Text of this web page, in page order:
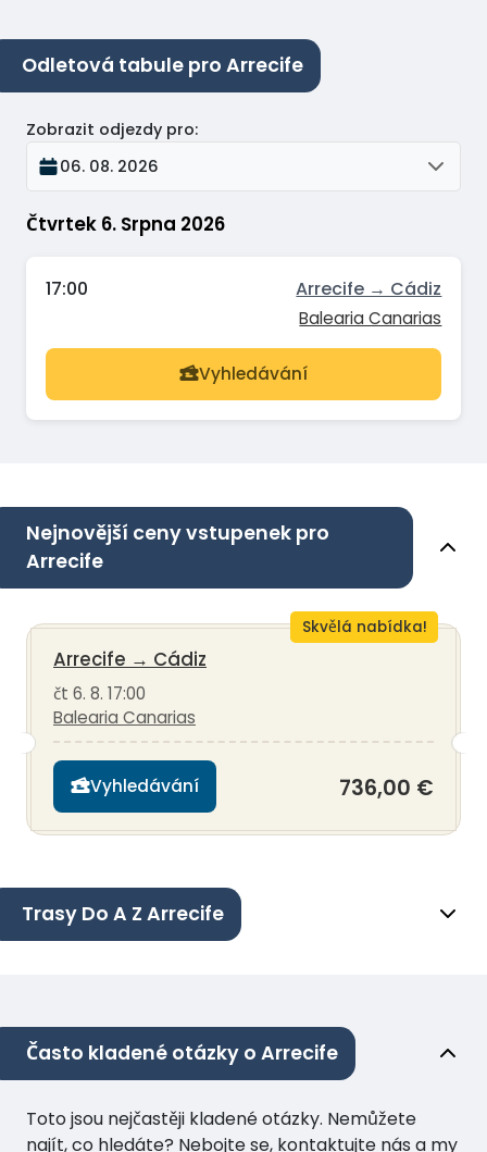
Odletová tabule pro Arrecife
Čtvrtek 6. Srpna 2026
Zobrazit odjezdy pro:
06. 08. 2026
17:00 Arrecife → Cádiz
Balearia Canarias
Vyhledávání
Nejnovější ceny vstupenek pro
Arrecife
Skvělá nabídka!
Arrecife → Cádiz
čt 6. 8. 17:00
Balearia Canarias
Vyhledávání 736,00 €
Trasy Do A Z Arrecife
Často kladené otázky o Arrecife
Toto jsou nejčastěji kladené otázky. Nemůžete
najít, co hledáte? Nebojte se, kontaktujte nás a my